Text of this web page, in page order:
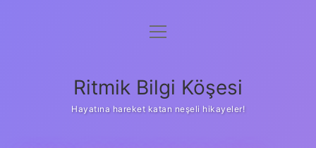
Anasayfa
Yasal Uyarı
menüyü
Ritmik Bilgi Köşesi
Hayatına hareket katan neşeli hikayeler!